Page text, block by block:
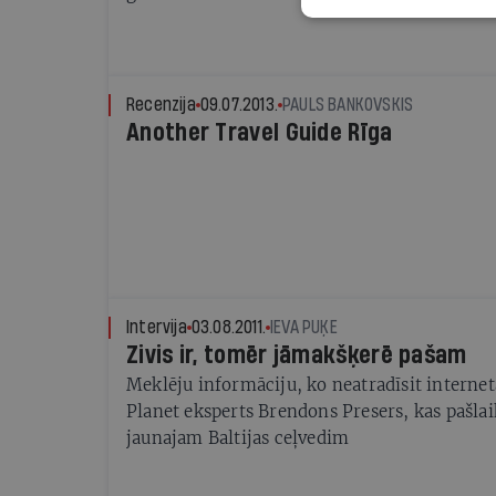
es nemāku. Es varu to tikai redzēt, sajust
Recenzija 09.07.2013. PAULS BANKOVSKIS
Another Travel Guide Rīga
Intervija 03.08.2011. IEVA PUĶE
Zivis ir, tomēr jāmakšķerē pašam
Meklēju informāciju, ko neatradīsit
Planet eksperts Brendons Presers, kas
jaunajam Baltijas ceļvedim